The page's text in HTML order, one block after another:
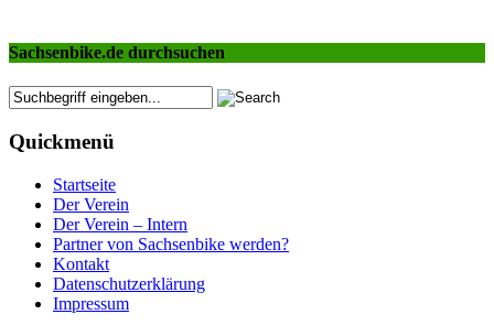
Sachsenbike.de durchsuchen
Quickmenü
Startseite
Der Verein
Der Verein – Intern
Partner von Sachsenbike werden?
Kontakt
Datenschutzerklärung
Impressum